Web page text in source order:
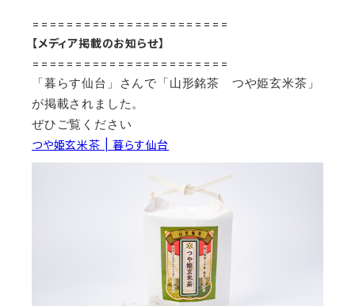
=======================
【メディア掲載のお知らせ】
=======================
「暮らす仙台」さんで「山形銘茶 つや姫玄米茶」
が掲載されました。
ぜひご覧ください
つや姫玄米茶 | 暮らす仙台